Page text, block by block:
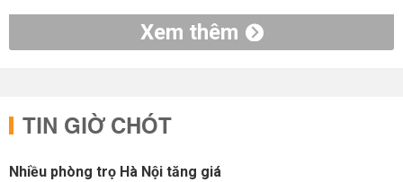
Xem thêm
TIN GIỜ CHÓT
Nhiều phòng trọ Hà Nội tăng giá